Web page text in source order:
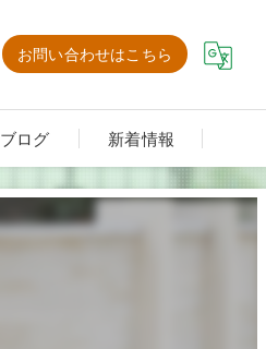
お問い合わせはこちら
ブログ 新着情報